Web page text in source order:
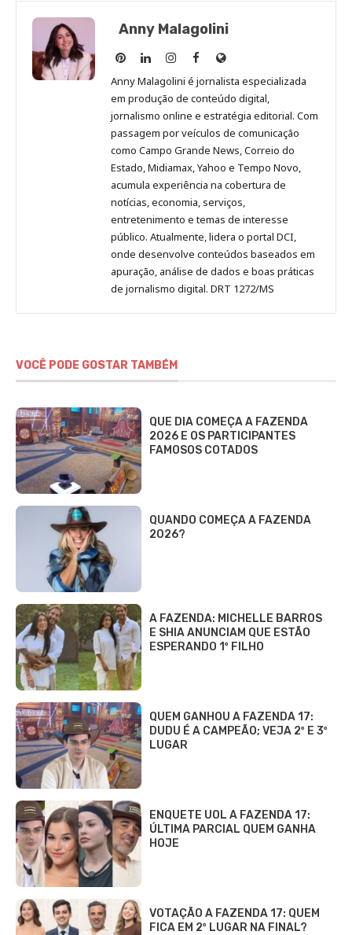
Anny Malagolini
Anny
Malagolini
no
Pinterest
Anny
Malagolini
no
LinkedIn
Anny
Malagolini
no
Instagram
Anny
Malagolini
no
Facebook
Site
de
Anny
Malagolini
Anny Malagolini é jornalista especializada
em produção de conteúdo digital,
jornalismo online e estratégia editorial. Com
passagem por veículos de comunicação
como Campo Grande News, Correio do
Estado, Midiamax, Yahoo e Tempo Novo,
acumula experiência na cobertura de
notícias, economia, serviços,
entretenimento e temas de interesse
público. Atualmente, lidera o portal DCI,
onde desenvolve conteúdos baseados em
apuração, análise de dados e boas práticas
de jornalismo digital. DRT 1272/MS
VOCÊ PODE GOSTAR TAMBÉM
QUE DIA COMEÇA A FAZENDA
2026 E OS PARTICIPANTES
FAMOSOS COTADOS
QUANDO COMEÇA A FAZENDA
2026?
A FAZENDA: MICHELLE BARROS
E SHIA ANUNCIAM QUE ESTÃO
ESPERANDO 1º FILHO
QUEM GANHOU A FAZENDA 17:
DUDU É A CAMPEÃO; VEJA 2º E 3º
LUGAR
ENQUETE UOL A FAZENDA 17:
ÚLTIMA PARCIAL QUEM GANHA
HOJE
VOTAÇÃO A FAZENDA 17: QUEM
FICA EM 2º LUGAR NA FINAL?